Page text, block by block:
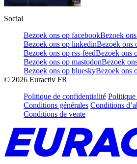
Social
Bezoek ons op facebookBezoek
Bezoek ons op linkedinBezoek ons
Bezoek ons op rss-feedBezoek ons
Bezoek ons op mastodonBezoek
Bezoek ons op blueskyBezoek ons
© 2026 Euractiv FR
Politique de confidentialité Politique
Conditions générales Conditions
Conditions de vente